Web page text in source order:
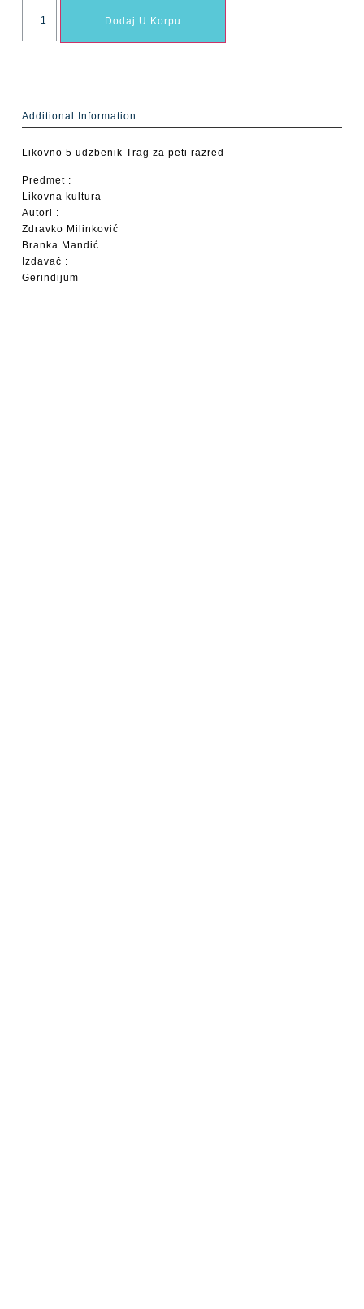
Dodaj U Korpu
Additional Information
Likovno 5 udzbenik Trag za peti razred
Predmet :
Likovna kultura
Autori :
Zdravko Milinković
Branka Mandić
Izdavač :
Gerindijum